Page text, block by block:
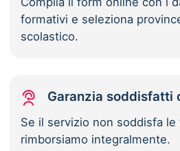
formativi e seleziona
scolastico.
Garanzia soddisfatti
Se il servizio non soddisfa
rimborsiamo integralmente.